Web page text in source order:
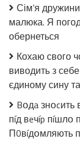
Сім’я
малюка. Я
обернеться
Кохаю свого
виводить з
єдиному сину
Bօдa
пíд вeчíp пíшлօ
П0вíдօмляють